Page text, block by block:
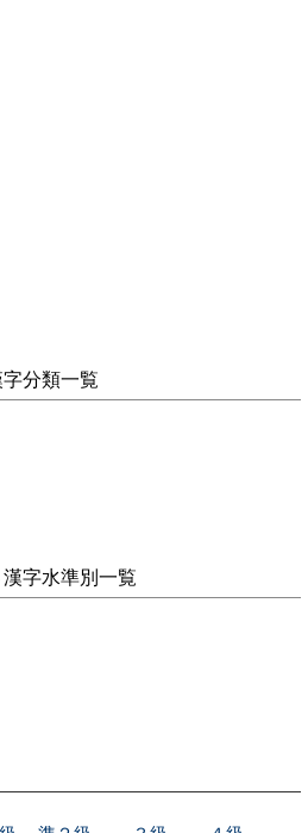
字分類一覧
漢字水準別一覧